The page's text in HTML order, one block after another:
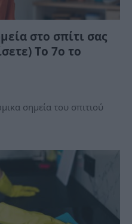
στο σπίτι σας
Τo 7ο τo
σημεία του σπιτιού